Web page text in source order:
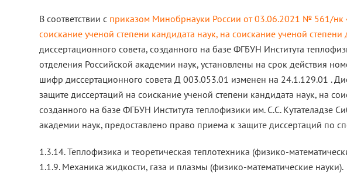
В соответствии с приказом Минобрнауки России от 03.06.2021 № 561/нк
соискание ученой степени кандидата наук, на соискание ученой степени
диссертационного совета, созданного на базе ФГБУН Института
отделения Российской академии наук, установлены на срок действия
шифр диссертационного совета Д 003.053.01 изменен на 24.1.129.01 .
защите диссертаций на соискание ученой степени кандидата наук, на
созданного на базе ФГБУН Института теплофизики им. С.С. Кутателадзе
академии наук, предоставлено право приема к защите диссертаций по
1.3.14. Теплофизика и теоретическая теплотехника (физико-
1.1.9. Механика жидкости, газа и плазмы (физико-математические науки).